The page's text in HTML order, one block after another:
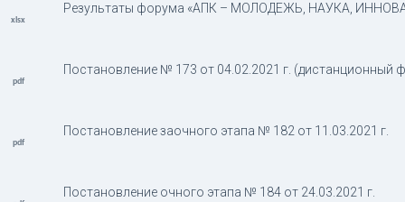
Результаты форума «АПК – МОЛОДЕЖЬ, НАУКА,
Постановление № 173 от 04.02.2021 г. (дистанционный
Постановление заочного этапа № 182 от 11.03.2021 г.
Постановление очного этапа № 184 от 24.03.2021 г.